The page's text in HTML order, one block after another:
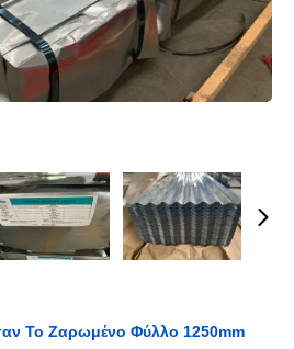
Το Ζαρωμένο Φύλλο 1250mm